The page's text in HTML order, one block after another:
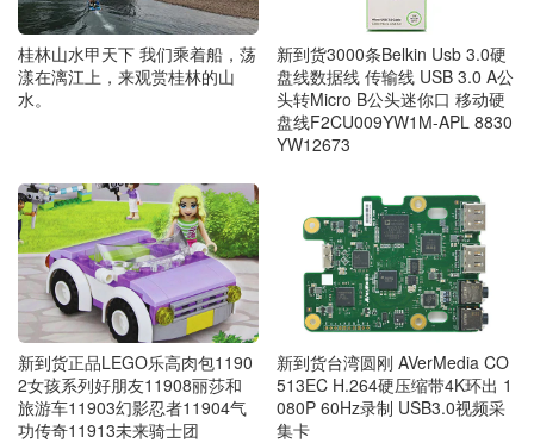
桂林山水甲天下 我们乘着船，荡
漾在漓江上，来观赏桂林的山
水。
新到货3000条Belkin Usb 3.0硬
盘线数据线 传输线 USB 3.0 A公
头转Micro B公头迷你口 移动硬
盘线F2CU009YW1M-APL 8830
YW12673
新到货正品LEGO乐高肉包1190
2女孩系列好朋友11908丽莎和
旅游车11903幻影忍者11904气
功传奇11913未来骑士团
新到货台湾圆刚 AVerMedia CO
513EC H.264硬压缩带4K环出 1
080P 60Hz录制 USB3.0视频采
集卡